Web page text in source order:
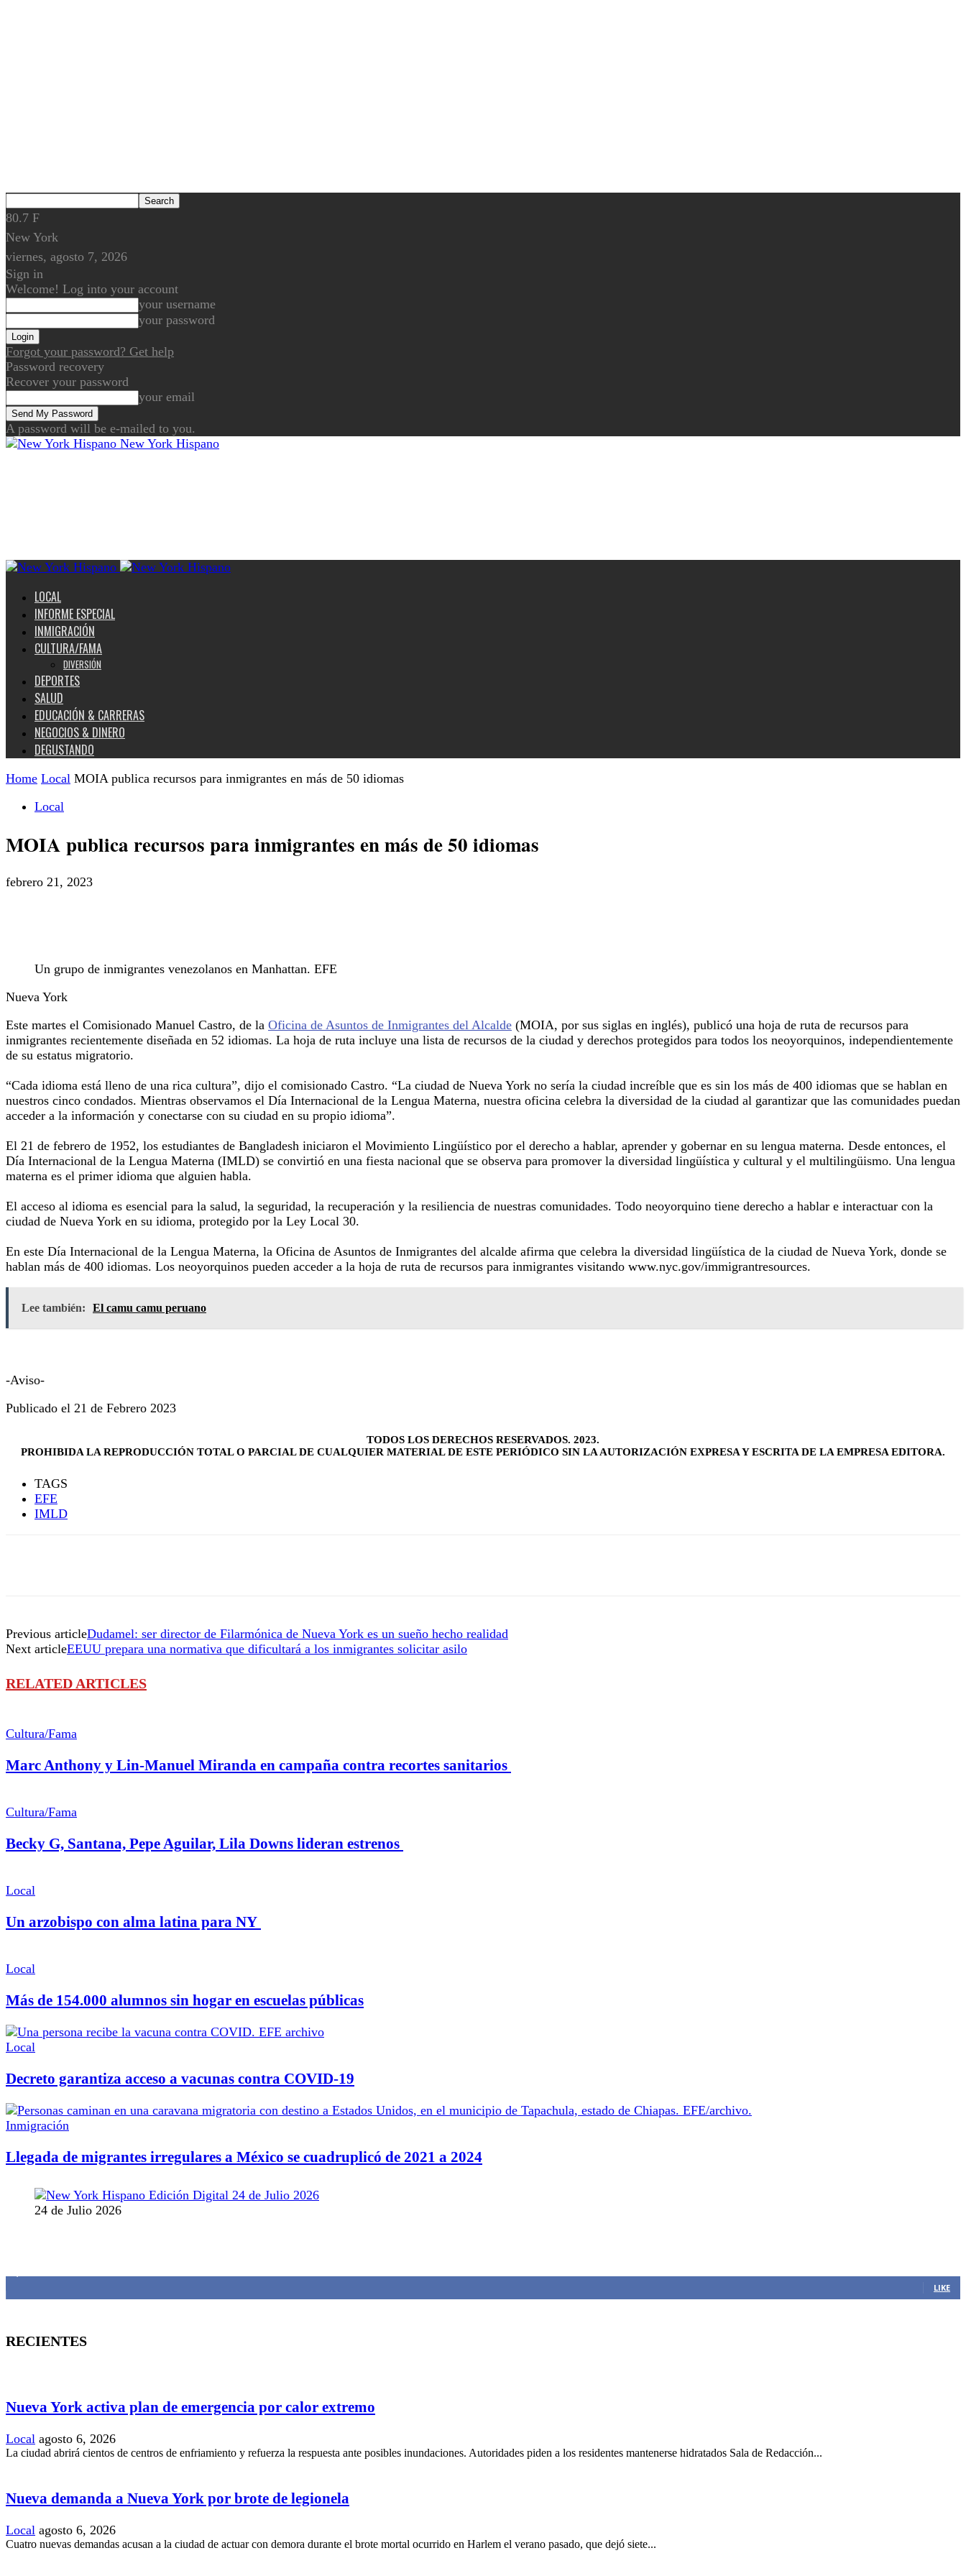
80.7 F
New York
viernes, agosto 7, 2026
Sign in
Welcome! Log into your account
your username
your password
Forgot your password? Get help
Password recovery
Recover your password
your email
A password will be e-mailed to you.
New York Hispano
LOCAL
INFORME ESPECIAL
INMIGRACIÓN
CULTURA/FAMA
DIVERSIÓN
DEPORTES
SALUD
EDUCACIÓN & CARRERAS
NEGOCIOS & DINERO
DEGUSTANDO
Home Local MOIA publica recursos para inmigrantes en más de 50 idiomas
Local
MOIA publica recursos para inmigrantes en más de 50 idiomas
febrero 21, 2023
Un grupo de inmigrantes venezolanos en Manhattan. EFE
Nueva York
Este martes el Comisionado Manuel Castro, de la Oficina de Asuntos de Inmigrantes del Alcalde (MOIA, por sus siglas en inglés), publicó una hoja de ruta de recursos para
inmigrantes recientemente diseñada en 52 idiomas. La hoja de ruta incluye una lista de recursos de la ciudad y derechos protegidos para todos los neoyorquinos, independientemente
de su estatus migratorio.
“Cada idioma está lleno de una rica cultura”, dijo el comisionado Castro. “La ciudad de Nueva York no sería la ciudad increíble que es sin los más de 400 idiomas que se hablan en
nuestros cinco condados. Mientras observamos el Día Internacional de la Lengua Materna, nuestra oficina celebra la diversidad de la ciudad al garantizar que las comunidades puedan
acceder a la información y conectarse con su ciudad en su propio idioma”.
El 21 de febrero de 1952, los estudiantes de Bangladesh iniciaron el Movimiento Lingüístico por el derecho a hablar, aprender y gobernar en su lengua materna. Desde entonces, el
Día Internacional de la Lengua Materna (IMLD) se convirtió en una fiesta nacional que se observa para promover la diversidad lingüística y cultural y el multilingüismo. Una lengua
materna es el primer idioma que alguien habla.
El acceso al idioma es esencial para la salud, la seguridad, la recuperación y la resiliencia de nuestras comunidades. Todo neoyorquino tiene derecho a hablar e interactuar con la
ciudad de Nueva York en su idioma, protegido por la Ley Local 30.
En este Día Internacional de la Lengua Materna, la Oficina de Asuntos de Inmigrantes del alcalde afirma que celebra la diversidad lingüística de la ciudad de Nueva York, donde se
hablan más de 400 idiomas. Los neoyorquinos pueden acceder a la hoja de ruta de recursos para inmigrantes visitando www.nyc.gov/immigrantresources.
Lee también: El camu camu peruano
-Aviso-
Publicado el 21 de Febrero 2023
TODOS LOS DERECHOS RESERVADOS. 2023.
PROHIBIDA LA REPRODUCCIÓN TOTAL O PARCIAL DE CUALQUIER MATERIAL DE ESTE PERIÓDICO SIN LA AUTORIZACIÓN EXPRESA Y ESCRITA DE LA EMPRESA EDITORA.
TAGS
EFE
IMLD
Previous articleDudamel: ser director de Filarmónica de Nueva York es un sueño hecho realidad
Next articleEEUU prepara una normativa que dificultará a los inmigrantes solicitar asilo
RELATED ARTICLES
Cultura/Fama
Marc Anthony y Lin-Manuel Miranda en campaña contra recortes sanitarios
Cultura/Fama
Becky G, Santana, Pepe Aguilar, Lila Downs lideran estrenos
Local
Un arzobispo con alma latina para NY
Local
Más de 154.000 alumnos sin hogar en escuelas públicas
Local
Decreto garantiza acceso a vacunas contra COVID-19
Inmigración
Llegada de migrantes irregulares a México se cuadruplicó de 2021 a 2024
24 de Julio 2026
LIKE
RECIENTES
Nueva York activa plan de emergencia por calor extremo
Local agosto 6, 2026
La ciudad abrirá cientos de centros de enfriamiento y refuerza la respuesta ante posibles inundaciones. Autoridades piden a los residentes mantenerse hidratados Sala de Redacción...
Nueva demanda a Nueva York por brote de legionela
Local agosto 6, 2026
Cuatro nuevas demandas acusan a la ciudad de actuar con demora durante el brote mortal ocurrido en Harlem el verano pasado, que dejó siete...